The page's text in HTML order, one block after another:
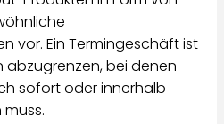
vor. Ein Termingeschäft ist
bei denen
sofort oder innerhalb